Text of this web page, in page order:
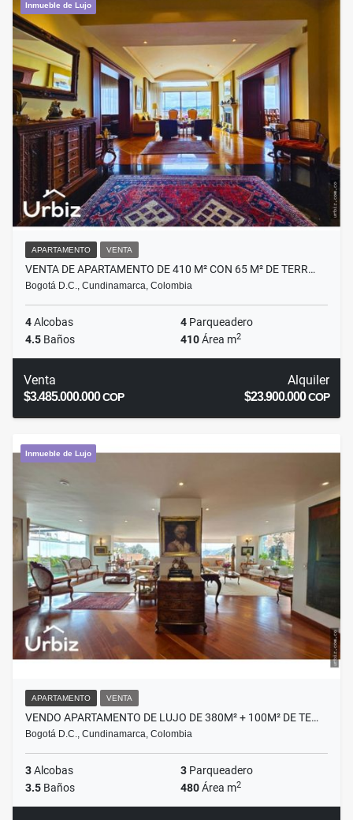
Inmueble de Lujo
APARTAMENTO VENTA
VENTA DE APARTAMENTO DE 410 M² CON 65 M² DE TERR…
Bogotá D.C., Cundinamarca, Colombia
4Alcobas 4 Parqueadero
4.5 Baños 410Área m2
Venta
$3.485.000.000COP
Alquiler
$23.900.000COP
Inmueble de Lujo
APARTAMENTO VENTA
VENDO APARTAMENTO DE LUJO DE 380M² + 100M² DE TE…
Bogotá D.C., Cundinamarca, Colombia
3Alcobas 3 Parqueadero
3.5 Baños 480Área m2